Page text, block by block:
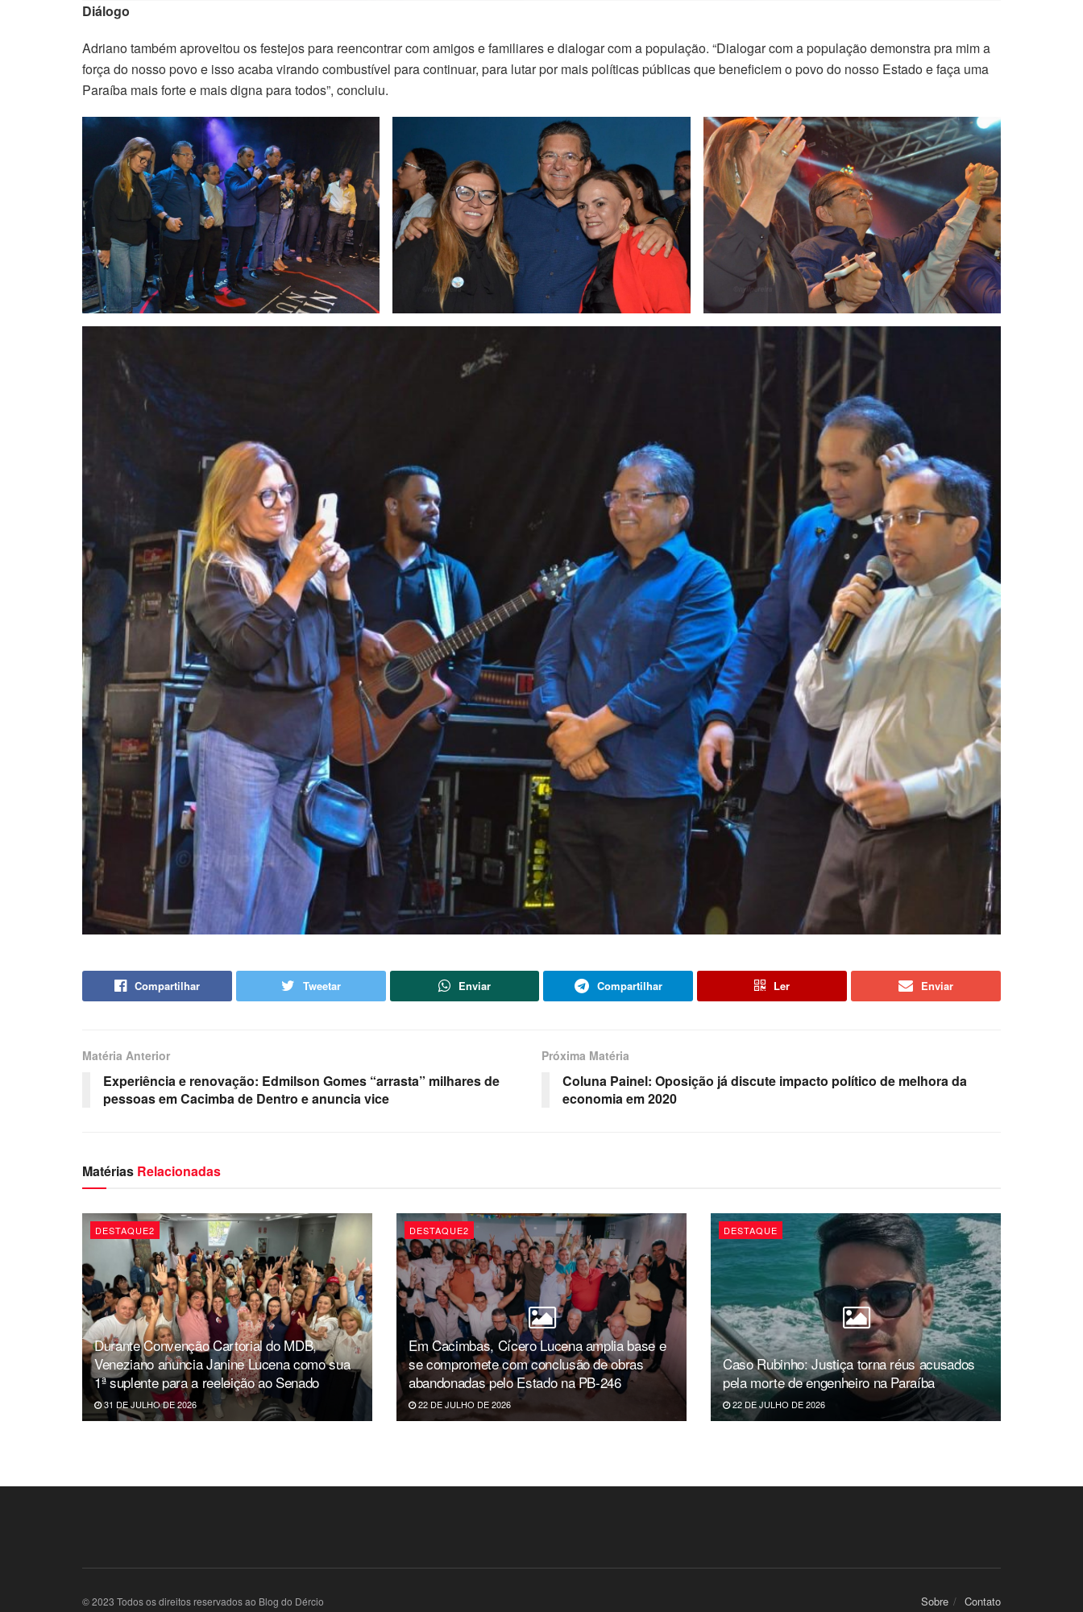
Diálogo
Adriano também aproveitou os festejos para reencontrar com amigos e familiares e dialogar com a população. “Dialogar com a população demonstra pra mim a
força do nosso povo e isso acaba virando combustível para continuar, para lutar por mais políticas públicas que beneficiem o povo do nosso Estado e faça uma
Paraíba mais forte e mais digna para todos”, concluiu.
Compartilhar Tweetar Enviar Compartilhar Ler Enviar
Matéria Anterior
Experiência e renovação: Edmilson Gomes “arrasta” milhares de
pessoas em Cacimba de Dentro e anuncia vice
Próxima Matéria
Coluna Painel: Oposição já discute impacto político de melhora da
economia em 2020
Matérias Relacionadas
DESTAQUE2
Durante Convenção Cartorial do MDB,
Veneziano anuncia Janine Lucena como sua
1ª suplente para a reeleição ao Senado
31 DE JULHO DE 2026
DESTAQUE2
Em Cacimbas, Cícero Lucena amplia base e
se compromete com conclusão de obras
abandonadas pelo Estado na PB-246
22 DE JULHO DE 2026
DESTAQUE
Caso Rubinho: Justiça torna réus acusados
pela morte de engenheiro na Paraíba
22 DE JULHO DE 2026
Sobre Contato
© 2023 Todos os direitos reservados ao Blog do Dércio